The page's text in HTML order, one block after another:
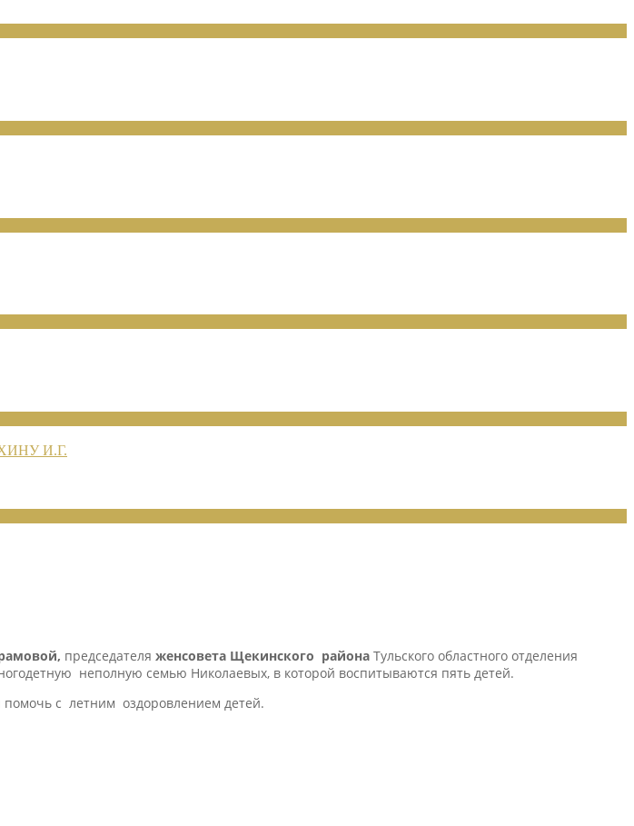
И.Г.
председателя женсовета Щекинского района Тульского областного отделения
неполную семью Николаевых, в которой воспитываются пять детей.
с летним оздоровлением детей.